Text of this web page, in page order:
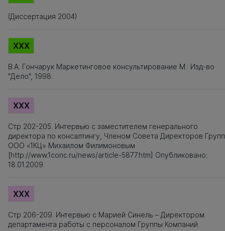
(Диссертация 2004)
XXX
В.А. Гончарук Маркетинговое консультирование М.: Изд-во
"Дело", 1998.
XXX
Стр 202-205. Интервью c заместителем генерального
директора по консалтингу, Членом Совета Директоров
ООО «1КЦ» Михаилом Филимоновым
[http://www.1conc.ru/news/article-5877.htm] Опубликовано:
18.01.2009.
XXX
Стр 206-209. Интервью c Марией Синель – Директором
департамента работы с персоналом Группы Компаний